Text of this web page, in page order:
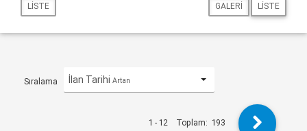
LISTE GALERI LISTE
Sıralama İlan Tarihi Artan
1 - 12 Toplam: 193